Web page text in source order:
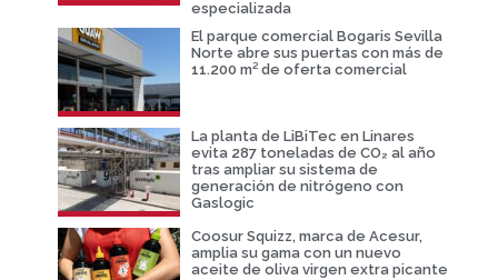
especializada
El parque comercial Bogaris Sevilla
Norte abre sus puertas con más de
11.200 m² de oferta comercial
La planta de LiBiTec en Linares
evita 287 toneladas de CO₂ al año
tras ampliar su sistema de
generación de nitrógeno con
Gaslogic
Coosur Squizz, marca de Acesur,
amplia su gama con un nuevo
aceite de oliva virgen extra picante